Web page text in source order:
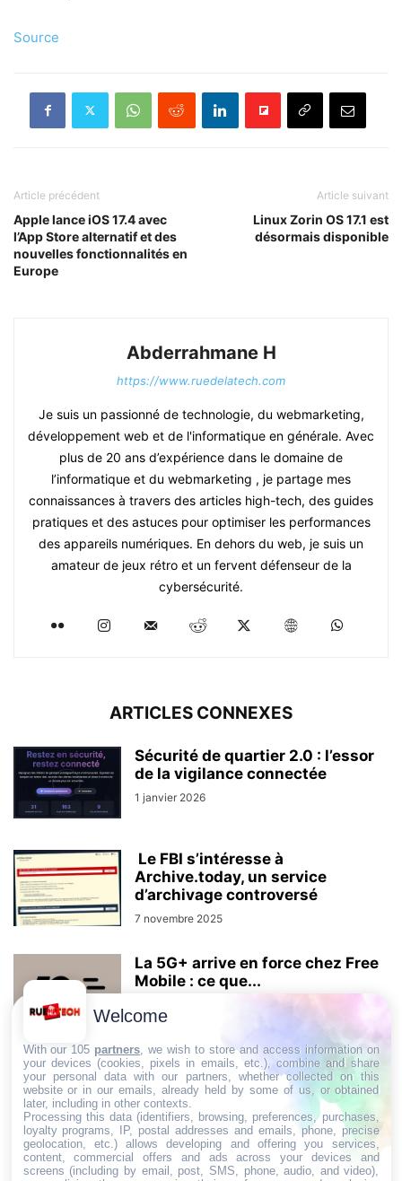
Source
Article précédent
Apple lance iOS 17.4 avec
l’App Store alternatif et des
nouvelles fonctionnalités en
Europe
Article suivant
Linux Zorin OS 17.1 est
désormais disponible
Abderrahmane H
https://www.ruedelatech.com
Je suis un passionné de technologie, du webmarketing,
développement web et de l'informatique en générale. Avec
plus de 20 ans d’expérience dans le domaine de
l’informatique et du webmarketing , je partage mes
connaissances à travers des articles high-tech, des guides
pratiques et des astuces pour optimiser les performances
des appareils numériques. En dehors du web, je suis un
amateur de jeux rétro et un fervent défenseur de la
cybersécurité.
ARTICLES CONNEXES
Sécurité de quartier 2.0 : l’essor
de la vigilance connectée
1 janvier 2026
Le FBI s’intéresse à
Archive.today, un service
d’archivage controversé
7 novembre 2025
La 5G+ arrive en force chez Free
Mobile : ce que...
AUCUN COMMENTAIRE
LAISSER UN COMMENTAIRE
CONNECTER POUR LAISSER UN COMMENTAIRE
Welcome
With our 105 partners , we wish to store and access information on
your devices (cookies, pixels in emails, etc.), combine and share
your personal data with our partners, whether collected on this
website or in our emails, already held by some of us, or obtained
later, including in other contexts.
Processing this data (identifiers, browsing, preferences, purchases,
loyalty programs, IP, postal addresses and emails, phone, precise
geolocation, etc.) allows developing and offering you services,
content, commercial offers and ads across your devices and
screens (including by email, post, SMS, phone, audio, and video),